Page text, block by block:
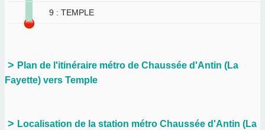
9 : TEMPLE
Plan de l'itinéraire métro de Chaussée d'Antin (La
Fayette) vers Temple
Localisation de la station métro Chaussée d'Antin (La